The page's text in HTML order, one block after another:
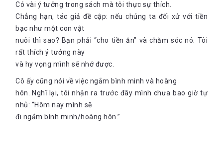
Có vài ý tưởng trong sách mà tôi thực sự thích.
Chẳng hạn, tác giả đề cập: nếu chúng ta đối xử với tiền
bạc như một con vật
nuôi thì sao? Bạn phải “cho tiền ăn” và chăm sóc nó. Tôi
rất thích ý tưởng này
và hy vọng mình sẽ nhớ được.
Cô ấy cũng nói về việc ngắm bình minh và hoàng
hôn. Nghĩ lại, tôi nhận ra trước đây mình chưa bao giờ tự
nhủ: “Hôm nay mình sẽ
đi ngắm bình minh/hoàng hôn.”